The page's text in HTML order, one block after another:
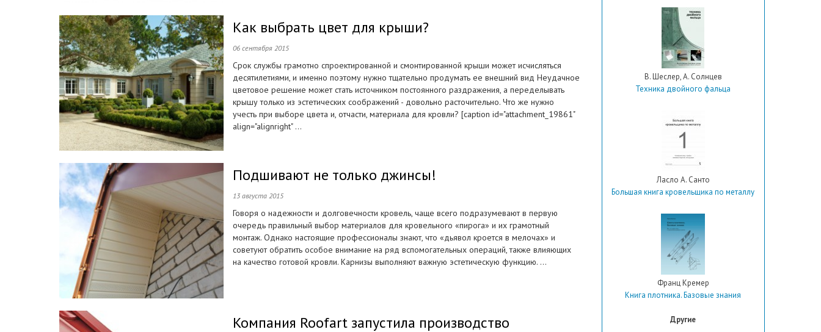
Как выбрать цвет для крыши?
06 сентября 2015
Срок службы грамотно спроектированной и смонтированной крыши может исчисляться
десятилетиями, и именно поэтому нужно тщательно продумать ее внешний вид Неудачное
цветовое решение может стать источником постоянного раздражения, а переделывать
крышу только из эстетических соображений - довольно расточительно. Что же нужно
учесть при выборе цвета и, отчасти, материала для кровли? [caption id="attachment_19861"
align="alignright" ...
Подшивают не только джинсы!
13 августа 2015
Говоря о надежности и долговечности кровель, чаще всего подразумевают в первую
очередь правильный выбор материалов для кровельного «пирога» и их грамотный
монтаж. Однако настоящие профессионалы знают, что «дьявол кроется в мелочах» и
советуют обратить особое внимание на ряд вспомогательных операций, также влияющих
на качество готовой кровли. Карнизы выполняют важную эстетическую функцию. ...
Компания Roofart запустила производство
В. Шеслер, А. Солнцев
Техника двойного фальца
Ласло А. Санто
Большая книга кровельщика по металлу
Франц Кремер
Книга плотника. Базовые знания
Другие